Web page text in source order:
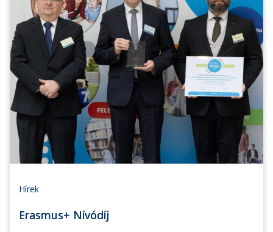
Hírek
Erasmus+ Nívódíj